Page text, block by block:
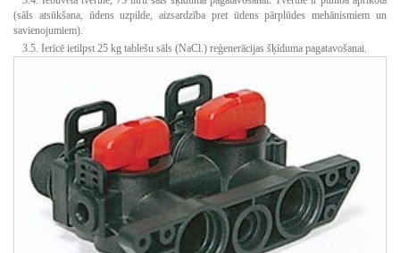
(sāls atsūkšana, ūdens uzpilde, aizsardzība pret ūdens pārplūdes mehānismiem un
savienojumiem).
3.5. Ierīcē ietilpst 25 kg tablešu sāls (NaCl.) reģenerācijas šķīduma pagatavošanai.